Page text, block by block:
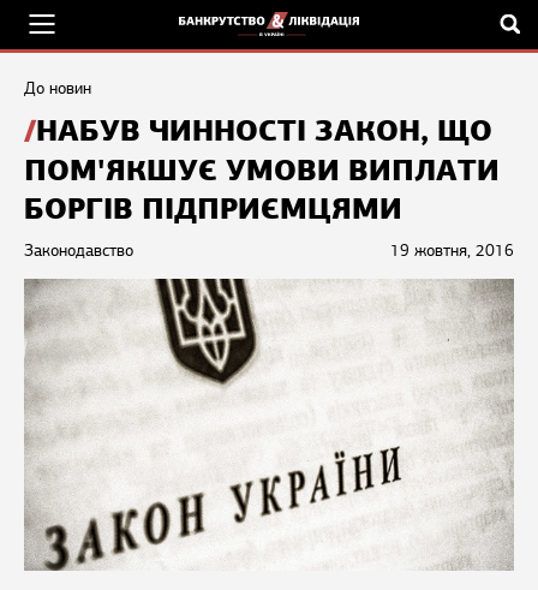
До новин
НАБУВ ЧИННОСТІ ЗАКОН, ЩО
ПОМ'ЯКШУЄ УМОВИ ВИПЛАТИ
БОРГІВ ПІДПРИЄМЦЯМИ
19 жовтня, 2016
Законодавство